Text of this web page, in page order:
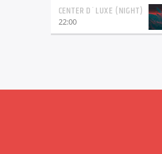
CENTER D´LUXE (NIGHT)
22:00